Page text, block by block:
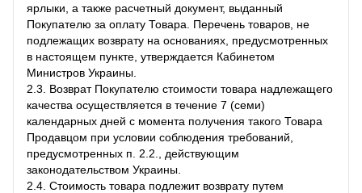
ярлыки, а также расчетный документ, выданный
Покупателю за оплату Товара. Перечень товаров, не
подлежащих возврату на основаниях, предусмотренных
в настоящем пункте, утверждается Кабинетом
Министров Украины.
2.3. Возврат Покупателю стоимости товара надлежащего
качества осуществляется в течение 7 (семи)
календарных дней с момента получения такого Товара
Продавцом при условии соблюдения требований,
предусмотренных п. 2.2., действующим
законодательством Украины.
2.4. Стоимость товара подлежит возврату путем